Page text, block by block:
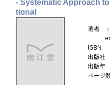
- Systematic Approach
tional
著者
ISBN
出版社
出版年
ページ